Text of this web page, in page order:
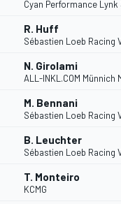
Cyan Performance Lynk
R. Huff
Sébastien Loeb
N. Girolami
ALL-INKL.COM
M. Bennani
Sébastien Loeb
B. Leuchter
Sébastien Loeb Racing
T. Monteiro
KCMG